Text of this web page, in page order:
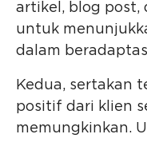
artikel, blog post,
untuk
dalam
Kedua, sertakan
positif dari klien
memungkinkan.